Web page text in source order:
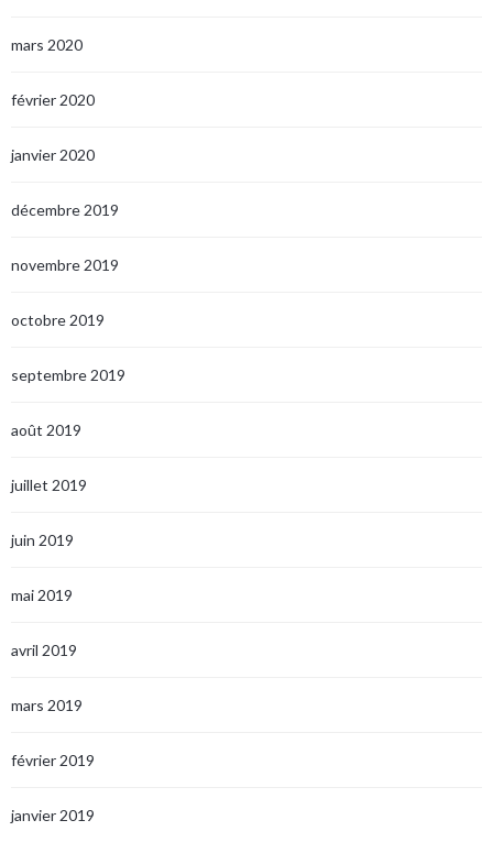
mars 2020
février 2020
janvier 2020
décembre 2019
novembre 2019
octobre 2019
septembre 2019
août 2019
juillet 2019
juin 2019
mai 2019
avril 2019
mars 2019
février 2019
janvier 2019